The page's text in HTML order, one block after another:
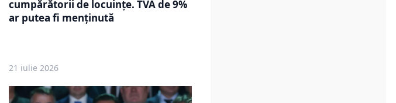
cumpărătorii de locuințe. TVA de 9%
ar putea fi menținută
21 iulie 2026